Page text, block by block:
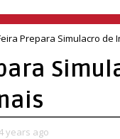
Prepara Simulacro de
years ago